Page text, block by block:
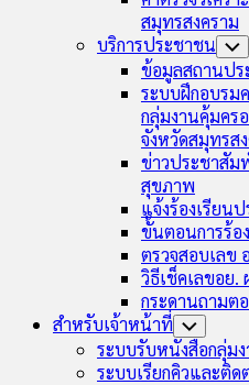
สมุทรสงคราม
บริการประชาชน
ข้อมูลสถานปร
ระบบฝึกอบรม
กลุ่มงานคุ้มคร
จังหวัดสมุทรส
ข่าวประชาสั
สุขภาพ
แจ้งร้องเรียน
ขั้นตอนการร้
ตรวจสอบเลข
วิธีเช็คเลขอย.
กระดานถามต
สำหรับเจ้าหน้าที่ Toggle
Child
Menu
ระบบรับหนังสือกลุ่ม
ระบบเรียกคิวและติ